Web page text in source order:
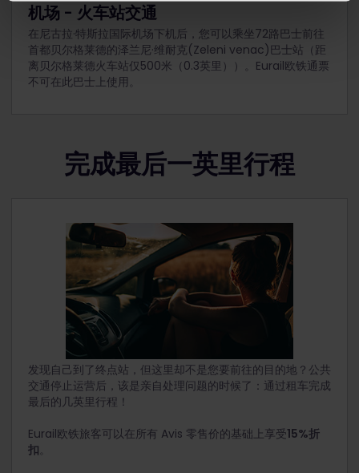
机场 - 火车站交通
在尼古拉·特斯拉国际机场下机后，您可以乘坐72路巴士前往
首都贝尔格莱德的泽兰尼·维耐克(Zeleni venac)巴士站（距
离贝尔格莱德火车站仅500米（0.3英里））。Eurail欧铁通票
不可在此巴士上使用。
完成最后一英里行程
发现自己到了终点站，但这里却不是您要前往的目的地？公共
交通停止运营后，该是亲自处理问题的时候了：通过租车完成
最后的几英里行程！
Eurail欧铁旅客可以在所有 Avis 零售价的基础上享受15%折
扣